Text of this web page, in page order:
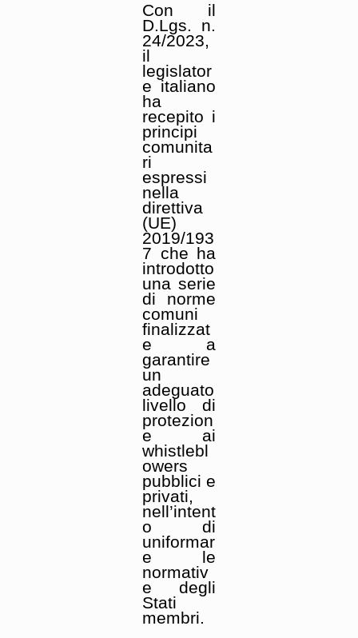
Con il
D.Lgs. n.
24/2023,
il
legislator
e italiano
ha
recepito i
principi
comunita
ri
espressi
nella
direttiva
(UE)
2019/193
7 che ha
introdotto
una serie
di norme
comuni
finalizzat
e a
garantire
un
adeguato
livello di
protezion
e ai
whistlebl
owers
pubblici e
privati,
nell’intent
o di
uniformar
e le
normativ
e degli
Stati
membri.